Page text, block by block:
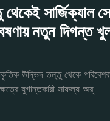
সার্জিক্যাল
নতুন দিগন্ত
উদ্ভিদ তন্তু থেকে
যুগান্তকারী সাফল্য অর্